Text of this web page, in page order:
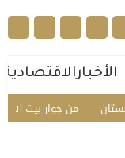
الأخبارالاقتصادية
من جوار بيت الله